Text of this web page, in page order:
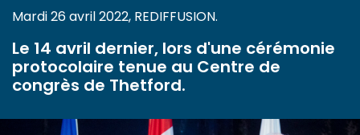
Mardi 26 avril 2022, REDIFFUSION.
Le 14 avril dernier, lors d'une cérémonie
protocolaire tenue au Centre de
congrès de Thetford.